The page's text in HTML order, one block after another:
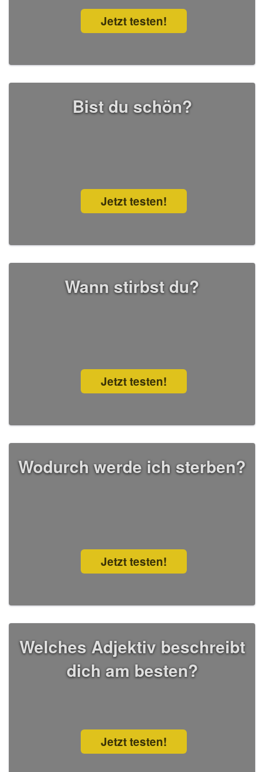
Jetzt testen!
Bist du schön?
Jetzt testen!
Wann stirbst du?
Jetzt testen!
Wodurch werde ich sterben?
Jetzt testen!
Welches Adjektiv beschreibt
dich am besten?
Jetzt testen!